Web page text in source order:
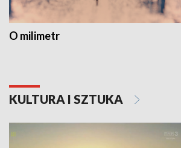
O milimetr
KULTURA I SZTUKA